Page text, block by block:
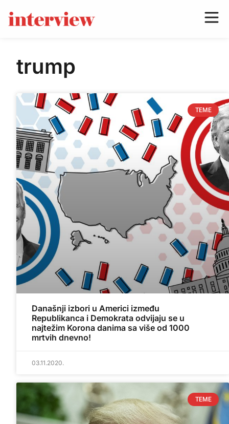
trump
TEME
Današnji izbori u Americi između
Republikanca i Demokrata odvijaju se u
najtežim Korona danima sa više od 1000
mrtvih dnevno!
03.11.2020.
TEME